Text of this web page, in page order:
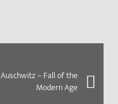
Auschwitz – Fall of the
Modern Age